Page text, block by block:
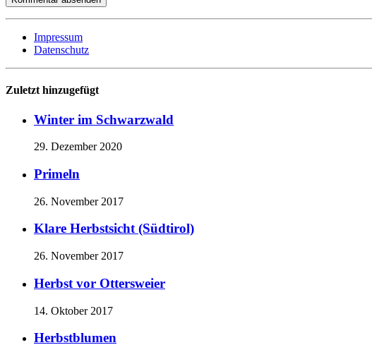
Impressum
Datenschutz
Zuletzt hinzugefügt
Winter im Schwarzwald
29. Dezember 2020
Primeln
26. November 2017
Klare Herbstsicht (Südtirol)
26. November 2017
Herbst vor Ottersweier
14. Oktober 2017
Herbstblumen